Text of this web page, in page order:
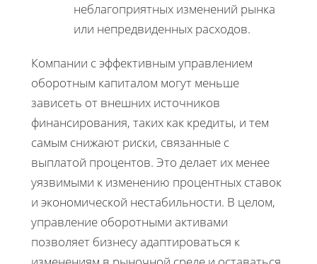
неблагоприятных изменений рынка
или непредвиденных расходов.
Компании с эффективным управлением
оборотным капиталом могут меньше
зависеть от внешних источников
финансирования, таких как кредиты, и тем
самым снижают риски, связанные с
выплатой процентов. Это делает их менее
уязвимыми к изменению процентных ставок
и экономической нестабильности. В целом,
управление оборотными активами
позволяет бизнесу адаптироваться к